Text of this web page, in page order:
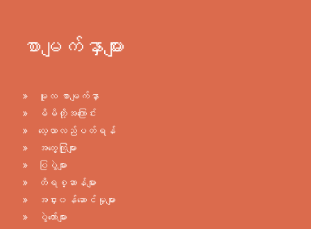
စာမျက်နှာများ
မူလ စာမျက်နှာ
မိမိတို့အကြောင်း
လေ့လာလည်ပတ်ရန်
အတွေ့ကြုံများ
ပြပွဲများ
တိရစ္ဆာန်များ
အငှား၀န်ဆောင်မှုများ
ပွဲတော်များ